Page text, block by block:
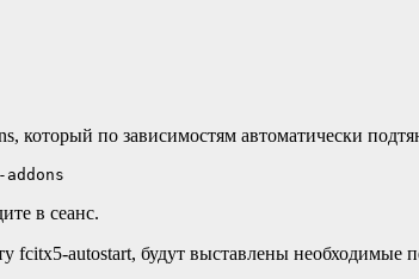
который по зависимостям автоматически
в сеанс.
fcitx5-autostart, будут выставлены